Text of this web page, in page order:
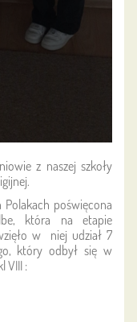
z naszej szkoły
poświęcona
która na etapie
w niej udział 7
który odbył się w
VIII :